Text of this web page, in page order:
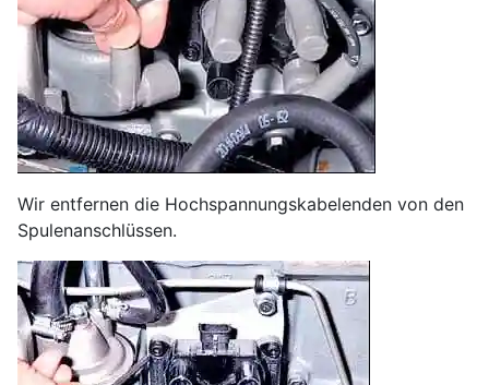
Wir entfernen die Hochspannungskabelenden von den
Spulenanschlüssen.